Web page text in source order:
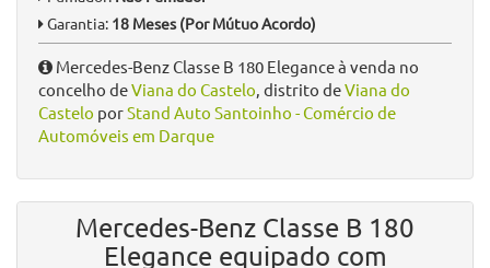
Garantia: 18 Meses (Por Mútuo Acordo)
Mercedes-Benz Classe B 180 Elegance à venda no
concelho deViana do Castelo, distrito deViana do
Castelo porStand Auto Santoinho - Comércio de
Automóveis em Darque
Mercedes-Benz Classe B 180
Elegance equipado com